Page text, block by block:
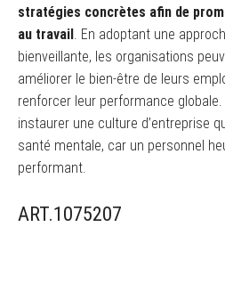
stratégies concrètes afin de
au travail. En adoptant une
bienveillante, les organisations
améliorer le bien-être de leurs
renforcer leur performance
instaurer une culture d’entreprise
santé mentale, car un personnel
performant.
ART.1075207